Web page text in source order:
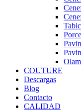
COUTURE
Descargas
Blog
Contacto
CALIDAD